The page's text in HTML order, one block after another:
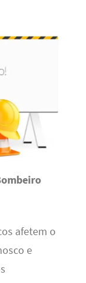
afetem o
e